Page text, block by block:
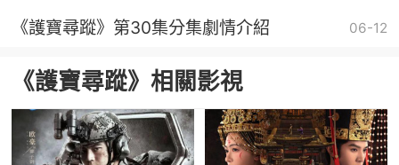
《護寶尋蹤》第30集分集劇情介紹 06-12
《護寶尋蹤》相關影視